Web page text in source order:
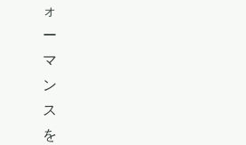
ォ
ー
マ
ン
ス
を